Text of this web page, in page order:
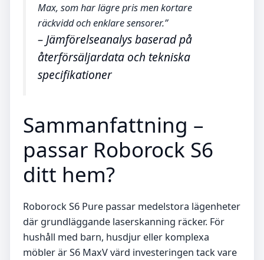
Max, som har lägre pris men kortare
räckvidd och enklare sensorer.”
– Jämförelseanalys baserad på
återförsäljardata och tekniska
specifikationer
Sammanfattning –
passar Roborock S6
ditt hem?
Roborock S6 Pure passar medelstora lägenheter
där grundläggande laserskanning räcker. För
hushåll med barn, husdjur eller komplexa
möbler är S6 MaxV värd investeringen tack vare